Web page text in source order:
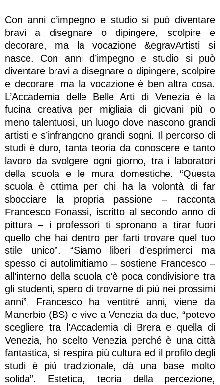
Con anni d’impegno e studio si può diventare
bravi a disegnare o dipingere, scolpire e
decorare, ma la vocazione &egravArtisti si
nasce. Con anni d’impegno e studio si può
diventare bravi a disegnare o dipingere, scolpire
e decorare, ma la vocazione è ben altra cosa.
L’Accademia delle Belle Arti di Venezia è la
fucina creativa per migliaia di giovani più o
meno talentuosi, un luogo dove nascono grandi
artisti e s’infrangono grandi sogni. Il percorso di
studi è duro, tanta teoria da conoscere e tanto
lavoro da svolgere ogni giorno, tra i laboratori
della scuola e le mura domestiche. “Questa
scuola è ottima per chi ha la volontà di far
sbocciare la propria passione – racconta
Francesco Fonassi, iscritto al secondo anno di
pittura – i professori ti spronano a tirar fuori
quello che hai dentro per farti trovare quel tuo
stile unico”. “Siamo liberi d’esprimerci ma
spesso ci autolimitiamo – sostiene Francesco –
all’interno della scuola c’è poca condivisione tra
gli studenti, spero di trovarne di più nei prossimi
anni”. Francesco ha ventitrè anni, viene da
Manerbio (BS) e vive a Venezia da due, “potevo
scegliere tra l’Accademia di Brera e quella di
Venezia, ho scelto Venezia perché è una città
fantastica, si respira più cultura ed il profilo degli
studi è più tradizionale, dà una base molto
solida”. Estetica, teoria della percezione,